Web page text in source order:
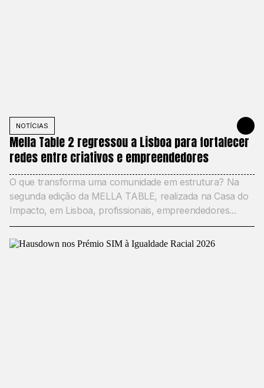
NOTÍCIAS MAY 21,
Mella Table 2 regressou a Lisboa para fortalecer
redes entre criativos e empreendedores
O que transforma uma comunidade em estrutura? Na
segunda edição da MELLA TABLE, realizada na Casa do
Impacto, em Lisboa, profissionais, empreendedores...